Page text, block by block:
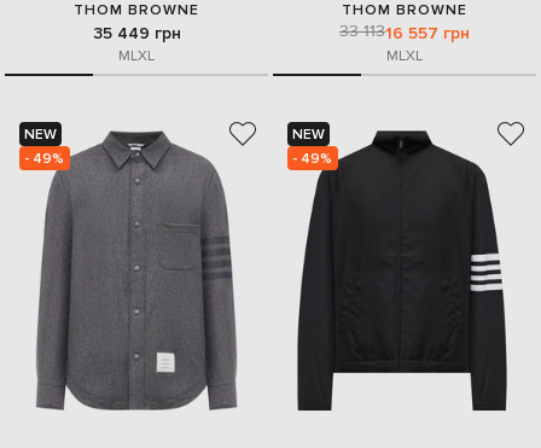
THOM BROWNE
35 449 грн
MLXL
THOM BROWNE
33 11316 557 грн
MLXL
NEW
- 49%
NEW
- 49%